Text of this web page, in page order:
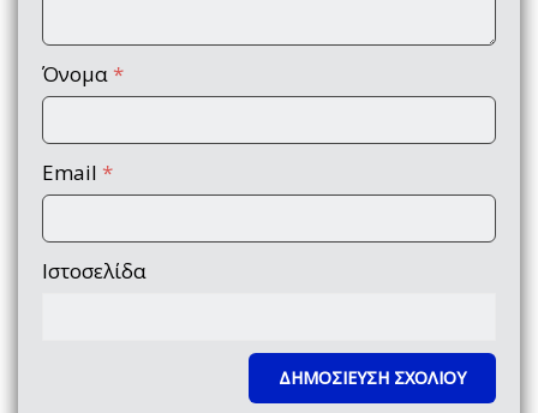
Όνομα *
Email *
Ιστοσελίδα